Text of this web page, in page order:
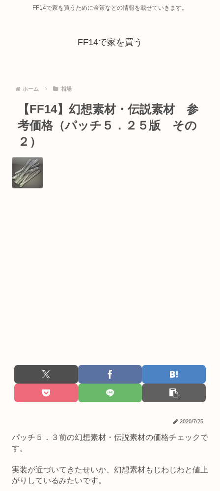
FF14で家を買うために金策などの情報を載せていきます。
FF14で家を買う
ホーム 相場
【FF14】幻想素材・伝説素材 参
考価格（パッチ５．２５版 その
２）
2020/7/25
パッチ５．３前の幻想素材・伝説素材の価格チェックで
す。
実装が近づいてきたせいか、幻想素材もじわじわと値上
がりしているみたいです。